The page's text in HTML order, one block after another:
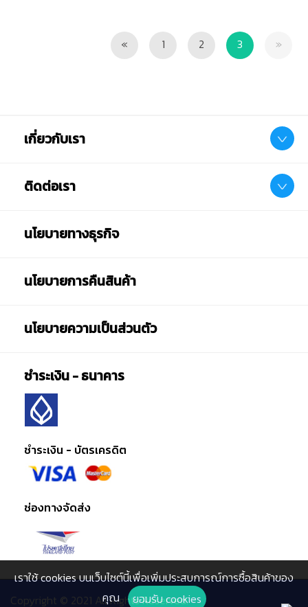
« Previous1 2 3 »Next
เกี่ยวกับเรา
ติดต่อเรา
นโยบายทางธุรกิจ
นโยบายการคืนสินค้า
นโยบายความเป็นส่วนตัว
ชำระเงิน - ธนาคาร
ชำระเงิน - บัตรเครดิต
ช่องทางจัดส่ง
Copyright © 2021 All Rights Reserved.
เราใช้ cookies บนเว็บไซต์นี้เพื่อเพิ่มประสบการณ์การซื้อสินค้าของ
คุณ
ยอมรับ cookies